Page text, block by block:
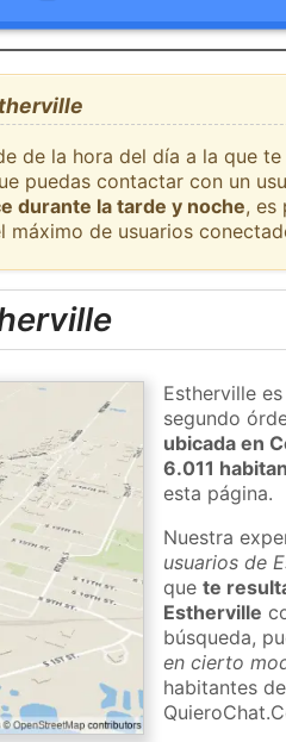
de la hora del día a la que
puedas contactar con un
durante la tarde y noche, es
de usuarios
Estherville
segundo
ubicada en
6.011
esta página.
Nuestra
usuarios de
quete
Estherville
búsqueda,
en cierto
habitantes